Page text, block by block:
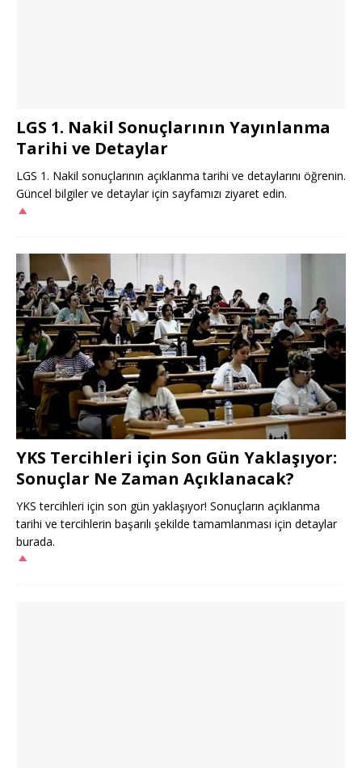
LGS 1. Nakil Sonuçlarının Yayınlanma
Tarihi ve Detaylar
LGS 1. Nakil sonuçlarının açıklanma tarihi ve detaylarını öğrenin.
Güncel bilgiler ve detaylar için sayfamızı ziyaret edin.
YKS Tercihleri için Son Gün Yaklaşıyor:
Sonuçlar Ne Zaman Açıklanacak?
YKS tercihleri için son gün yaklaşıyor! Sonuçların açıklanma
tarihi ve tercihlerin başarılı şekilde tamamlanması için detaylar
burada.